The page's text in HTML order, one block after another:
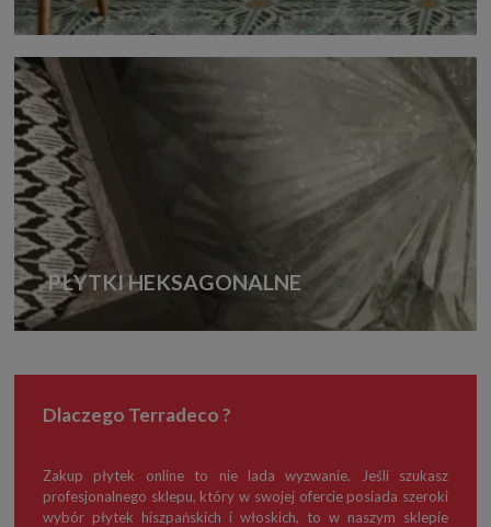
PŁYTKI HEKSAGONALNE
Dlaczego Terradeco ?
Zakup płytek online to nie lada wyzwanie. Jeśli szukasz
profesjonalnego sklepu, który w swojej ofercie posiada szeroki
wybór płytek hiszpańskich i włoskich, to w naszym sklepie